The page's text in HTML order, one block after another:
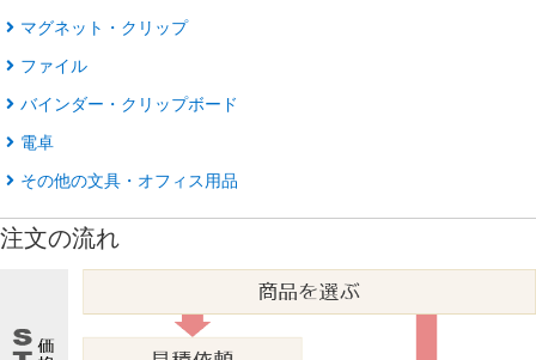
マグネット・クリップ
ファイル
バインダー・クリップボード
電卓
その他の文具・オフィス用品
注文の流れ